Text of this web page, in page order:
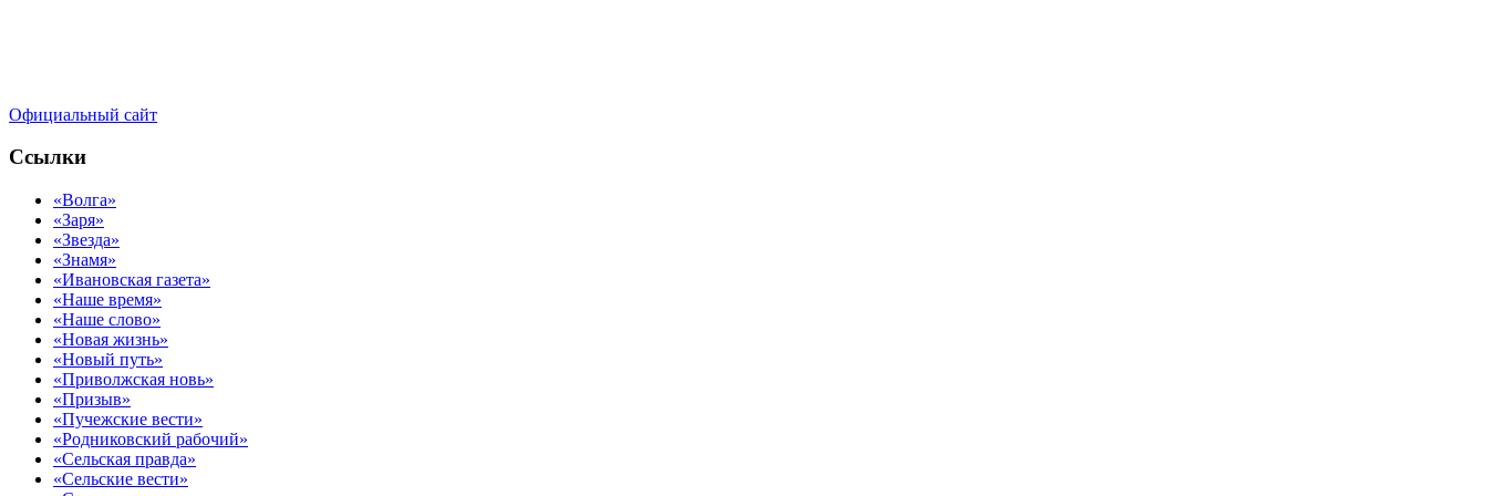
Официальный сайт
Ссылки
«Волга»
«Заря»
«Звезда»
«Знамя»
«Ивановская газета»
«Наше время»
«Наше слово»
«Новая жизнь»
«Новый путь»
«Приволжская новь»
«Призыв»
«Пучежские вести»
«Родниковский рабочий»
«Сельская правда»
«Сельские вести»